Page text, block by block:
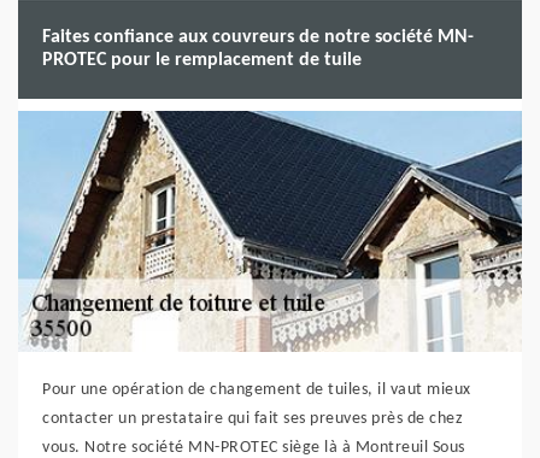
Faites confiance aux couvreurs de notre société MN-
PROTEC pour le remplacement de tuile
Pour une opération de changement de tuiles, il vaut mieux
contacter un prestataire qui fait ses preuves près de chez
vous. Notre société MN-PROTEC siège là à Montreuil Sous